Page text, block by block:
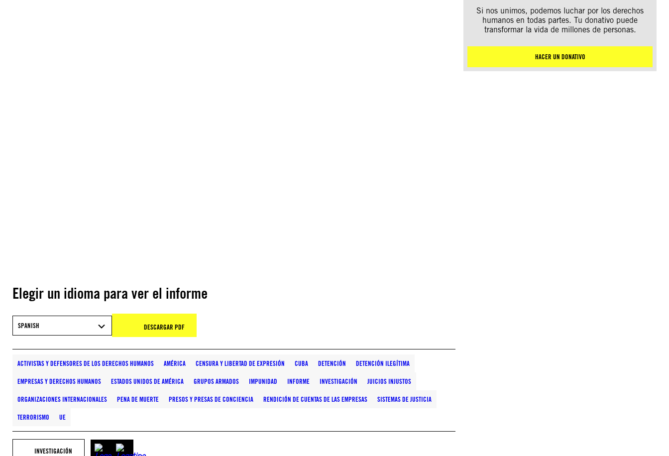
Elegir un idioma para ver el informe
SPANISH DESCARGAR PDF
ACTIVISTAS Y DEFENSORES DE LOS DERECHOS HUMANOS AMÉRICA CENSURA Y LIBERTAD DE EXPRESIÓN CUBA DETENCIÓN DETENCIÓN ILEGÍTIMA
EMPRESAS Y DERECHOS HUMANOS ESTADOS UNIDOS DE AMÉRICA GRUPOS ARMADOS IMPUNIDAD INFORME INVESTIGACIÓN JUICIOS INJUSTOS
ORGANIZACIONES INTERNACIONALES PENA DE MUERTE PRESOS Y PRESAS DE CONCIENCIA RENDICIÓN DE CUENTAS DE LAS EMPRESAS SISTEMAS DE JUSTICIA
TERRORISMO UE
INVESTIGACIÓN
Si nos unimos, podemos luchar por los derechos
humanos en todas partes. Tu donativo puede
transformar la vida de millones de personas.
HACER UN DONATIVO